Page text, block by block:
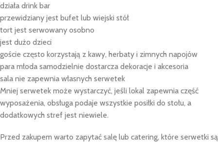
działa drink bar
przewidziany jest bufet lub wiejski stół
tort jest serwowany osobno
jest dużo dzieci
goście często korzystają z kawy, herbaty i zimnych napojów
para młoda samodzielnie dostarcza dekoracje i akcesoria
sala nie zapewnia własnych serwetek
Mniej serwetek może wystarczyć, jeśli lokal zapewnia część
wyposażenia, obsługa podaje wszystkie posiłki do stołu, a
dodatkowych stref jest niewiele.
Przed zakupem warto zapytać salę lub catering, które serwetki są